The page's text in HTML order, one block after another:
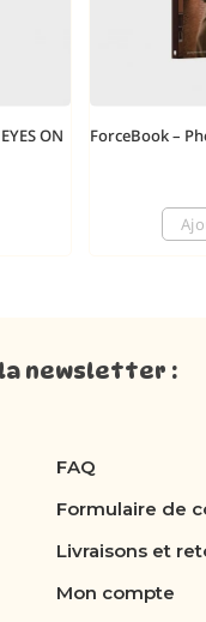
ON
ForceBook –
la newsletter :
FAQ
Formulaire de
Livraisons et
Mon compte